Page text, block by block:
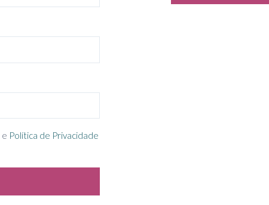
e Política de Privacidade